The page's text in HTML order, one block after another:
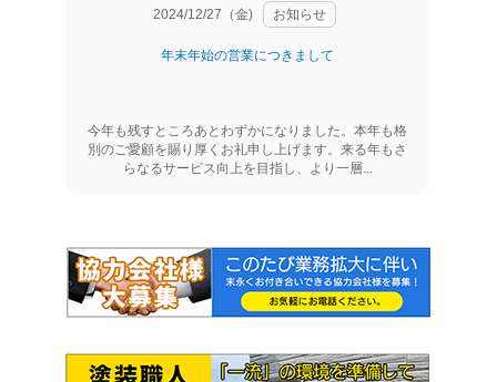
2024/12/27（金) お知らせ
年末年始の営業につきまして
今年も残すところあとわずかになりました。本年も格
別のご愛顧を賜り厚くお礼申し上げます。来る年もさ
らなるサービス向上を目指し、より一層...